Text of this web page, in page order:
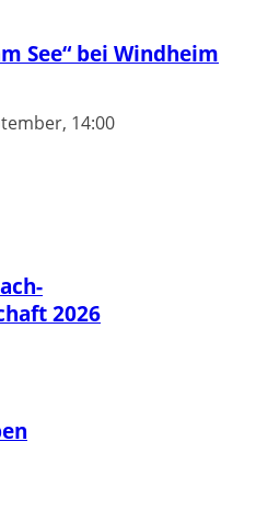
See“ bei Windheim
14:00
2026